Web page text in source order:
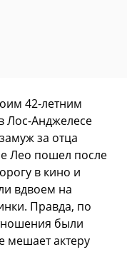
42-летним
Лос-Анджелесе
за отца
Лео пошел после
в кино и
вдвоем на
Правда, по
были
мешает актеру